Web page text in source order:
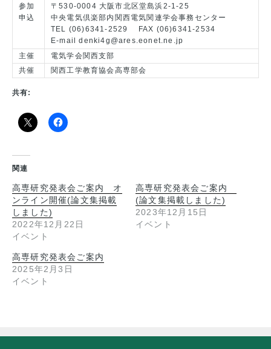
参加
申込
〒530-0004 大阪市北区堂島浜2-1-25
中央電気倶楽部内関西電気関連学会事務センター
TEL (06)6341-2529 FAX (06)6341-2534
E-mail denki4g@ares.eonet.ne.jp
主催
電気学会関西支部
共催
関西工学教育協会高専部会
共有:
関連
高専研究発表会ご案内 オ
ンライン開催(論文集掲載
しました)
2022年12月22日
イベント
高専研究発表会ご案内
(論文集掲載しました)
2023年12月15日
イベント
高専研究発表会ご案内
2025年2月3日
イベント